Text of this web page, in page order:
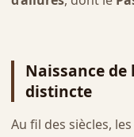
Naissance
distincte
Au fil des siècles,